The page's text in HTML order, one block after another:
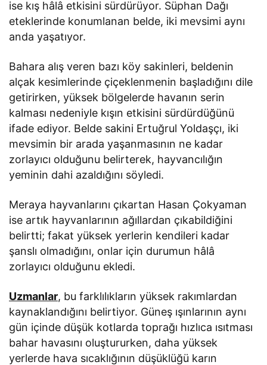
ise kış hâlâ etkisini sürdürüyor. Süphan Dağı
eteklerinde konumlanan belde, iki mevsimi aynı
anda yaşatıyor.
Bahara alış veren bazı köy sakinleri, beldenin
alçak kesimlerinde çiçeklenmenin başladığını dile
getirirken, yüksek bölgelerde havanın serin
kalması nedeniyle kışın etkisini sürdürdüğünü
ifade ediyor. Belde sakini Ertuğrul Yoldaşçı, iki
mevsimin bir arada yaşanmasının ne kadar
zorlayıcı olduğunu belirterek, hayvancılığın
yeminin dahi azaldığını söyledi.
Meraya hayvanlarını çıkartan Hasan Çokyaman
ise artık hayvanlarının ağıllardan çıkabildiğini
belirtti; fakat yüksek yerlerin kendileri kadar
şanslı olmadığını, onlar için durumun hâlâ
zorlayıcı olduğunu ekledi.
Uzmanlar, bu farklılıkların yüksek rakımlardan
kaynaklandığını belirtiyor. Güneş ışınlarının aynı
gün içinde düşük kotlarda toprağı hızlıca ısıtması
bahar havasını oluştururken, daha yüksek
yerlerde hava sıcaklığının düşüklüğü karın